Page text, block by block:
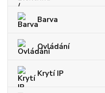
Barva
Ovládání
Krytí IP